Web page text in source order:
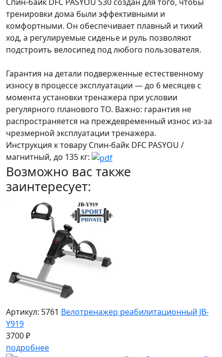
тренировки дома были эффективными и
комфортными. Он обеспечивает плавный и тихий
ход, а регулируемые сиденье и руль позволяют
подстроить велосипед под любого пользователя.
Гарантия на детали подверженные естественному
износу в процессе эксплуатации — до 6 месяцев с
момента установки тренажера при условии
регулярного планового ТО. Важно: гарантия не
распространяется на преждевременный износ из-за
чрезмерной эксплуатации тренажера.
Инструкция к товару Спин-байк DFC PASYOU /
магнитный, до 135 кг:
Возможно вас также
заинтересует:
Артикул: 5761 Велотренажер реабилитационный JB-
Y919
3700 ₽
подробнее